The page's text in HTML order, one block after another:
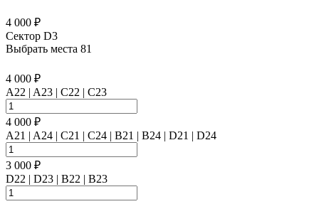
4 000 ₽
Сектор D3
Выбрать места 81
4 000 ₽
A22 | A23 | C22 | C23
4 000 ₽
A21 | A24 | C21 | C24 | B21 | B24 | D21 | D24
3 000 ₽
D22 | D23 | B22 | B23